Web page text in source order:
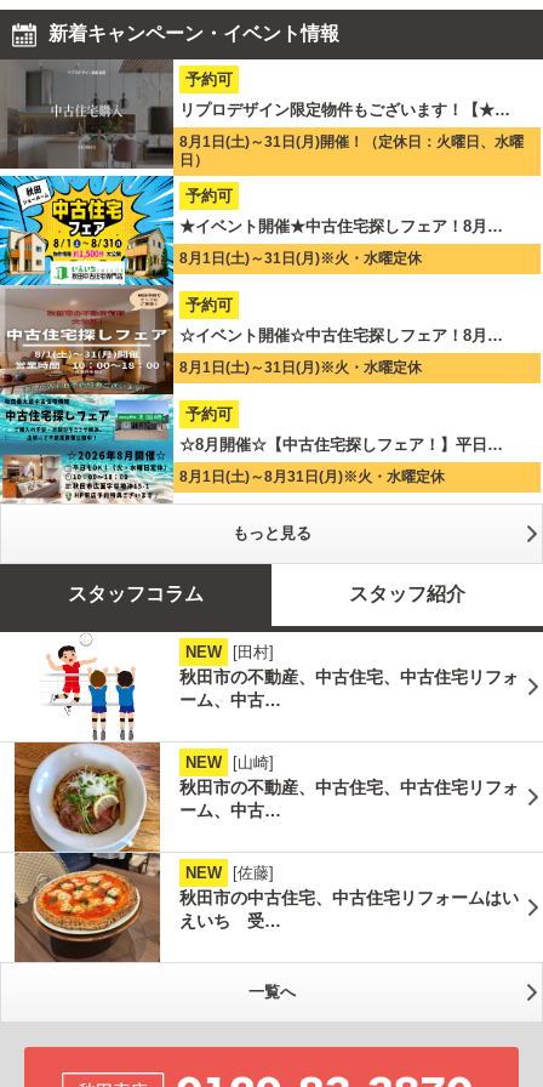
新着キャンペーン・イベント情報
予約可
リプロデザイン限定物件もございます！【★…
8月1日(土)～31日(月)開催！（定休日：火曜日、水曜
日）
予約可
★イベント開催★中古住宅探しフェア！8月…
8月1日(土)～31日(月)※火・水曜定休
予約可
☆イベント開催☆中古住宅探しフェア！8月…
8月1日(土)～31日(月)※火・水曜定休
予約可
☆8月開催☆【中古住宅探しフェア！】平日…
8月1日(土)～8月31日(月)※火・水曜定休
もっと見る
スタッフコラム スタッフ紹介
NEW [田村]
秋田市の不動産、中古住宅、中古住宅リフォ
ーム、中古…
NEW [山崎]
秋田市の不動産、中古住宅、中古住宅リフォ
ーム、中古…
NEW [佐藤]
秋田市の中古住宅、中古住宅リフォームはい
えいち 受…
一覧へ